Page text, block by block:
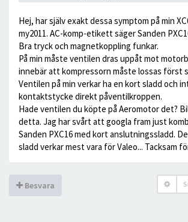
Hej, har själv exakt dessa symptom på min
my2011. AC-komp-etikett säger Sanden
Bra tryck och magnetkoppling funkar.
På min måste ventilen dras uppåt mot
innebär att kompressorn måste lossas först
Ventilen på min verkar ha en kort sladd och
kontaktstycke direkt påventilkroppen.
Hade ventilen du köpte på Aeromotor det?
detta. Jag har svårt att googla fram just
Sanden PXC16 med kort anslutningssladd.
sladd verkar mest vara för Valeo... Tacksam
Besvara